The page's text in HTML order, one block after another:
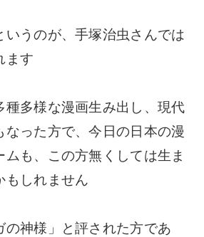
いうのが、手塚治虫さんでは
ます
種多様な漫画生み出し、現代
なった方で、今日の日本の漫
ムも、この方無くしては生ま
もしれません
の神様」と評された方であ